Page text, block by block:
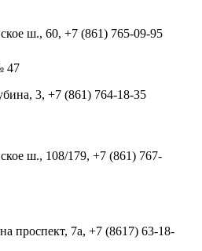
ш., 60, +7 (861) 765-09-95
47
3, +7 (861) 764-18-35
ш., 108/179, +7 (861) 767-
проспект, 7а, +7 (8617) 63-18-